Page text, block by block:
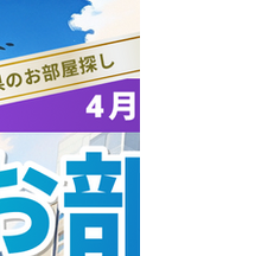
株式会社と連携協